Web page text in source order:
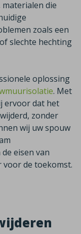
die
zoals een
slechte hechting
oplossing
. Met
ervoor dat het
zonder
wij uw spouw
eisen van
voor de toekomst.